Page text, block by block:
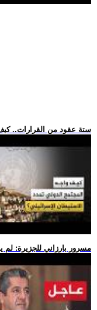
.. ستة عقود من القرارات..
.. مسرور بارزاني للجزيرة: